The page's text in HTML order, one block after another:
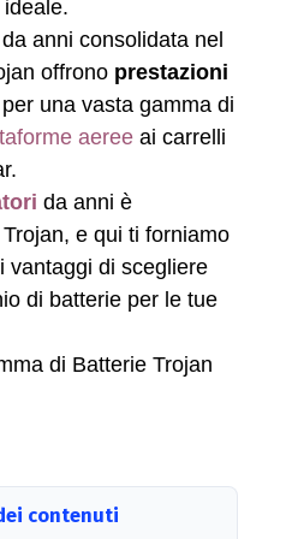
anni consolidata nel
offrono prestazioni
per una vasta gamma di
aeree ai carrelli
da anni è
e qui ti forniamo
vantaggi di scegliere
di batterie per le tue
di Batterie Trojan
contenuti